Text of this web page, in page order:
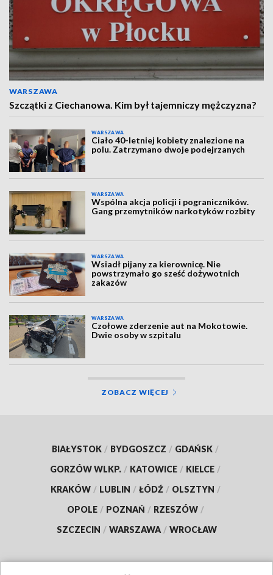
WARSZAWA
Szczątki z Ciechanowa. Kim był tajemniczy mężczyzna?
WARSZAWA
Ciało 40-letniej kobiety znalezione na
polu. Zatrzymano dwoje podejrzanych
WARSZAWA
Wspólna akcja policji i pograniczników.
Gang przemytników narkotyków rozbity
WARSZAWA
Wsiadł pijany za kierownicę. Nie
powstrzymało go sześć dożywotnich
zakazów
WARSZAWA
Czołowe zderzenie aut na Mokotowie.
Dwie osoby w szpitalu
ZOBACZ WIĘCEJ
BIAŁYSTOK / BYDGOSZCZ / GDAŃSK /
GORZÓW WLKP. / KATOWICE / KIELCE /
KRAKÓW / LUBLIN / ŁÓDŹ / OLSZTYN /
OPOLE / POZNAŃ / RZESZÓW /
SZCZECIN / WARSZAWA / WROCŁAW